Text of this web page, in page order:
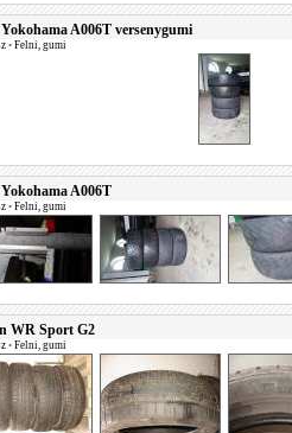
A006T versenygumi
• Felni, gumi
A006T
• Felni, gumi
WR Sport G2
• Felni, gumi